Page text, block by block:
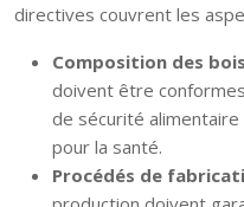
directives couvrent les
Composition des
doivent être
de sécurité
pour la santé.
Procédés de